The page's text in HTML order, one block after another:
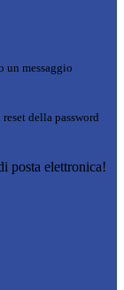
un messaggio
della password
posta elettronica!